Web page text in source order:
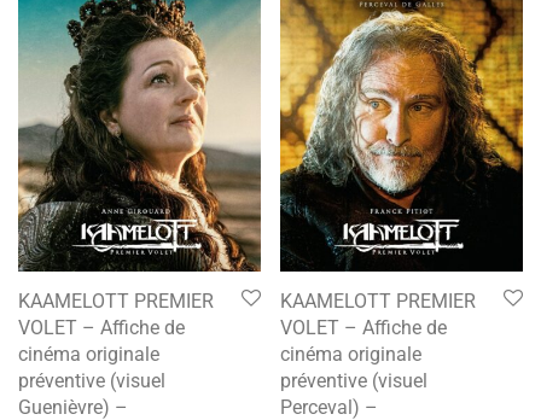
KAAMELOTT PREMIER
VOLET – Affiche de
cinéma originale
préventive (visuel
Guenièvre) –
KAAMELOTT PREMIER
VOLET – Affiche de
cinéma originale
préventive (visuel
Perceval) –